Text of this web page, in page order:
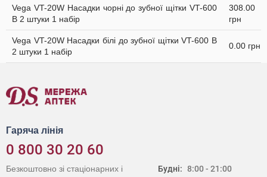
Vega VT-20W Насадки чорні до зубної щітки VT-600
В 2 штуки 1 набір
308.00
грн
Vega VT-20W Насадки білі до зубної щітки VT-600 В
2 штуки 1 набір
0.00 грн
Гаряча лінія
0 800 30 20 60
Будні: 8:00 - 21:00
Безкоштовно зі стаціонарних і